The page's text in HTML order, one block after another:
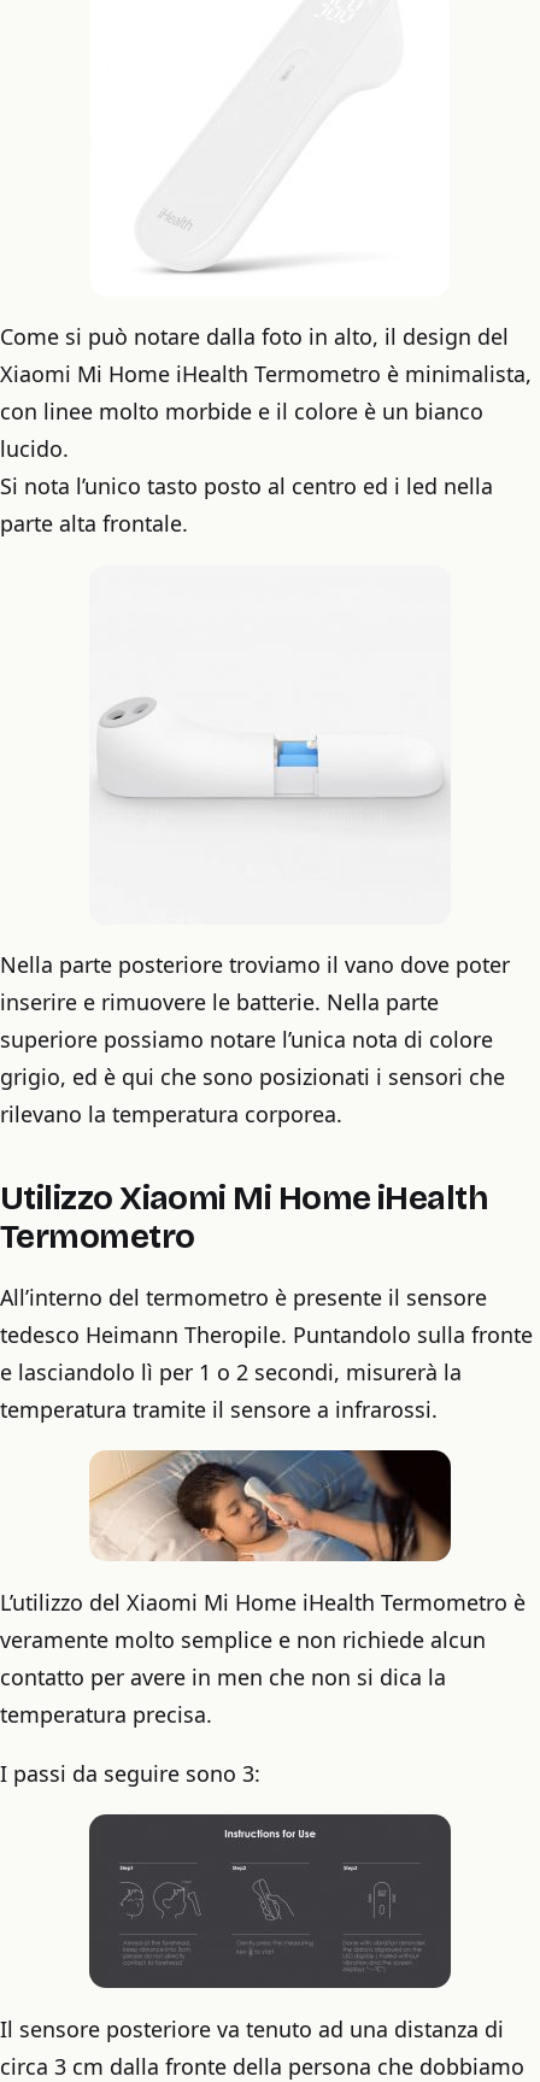
Come si può notare dalla foto in alto, il design del
Xiaomi Mi Home iHealth Termometro è minimalista,
con linee molto morbide e il colore è un bianco
lucido.
Si nota l’unico tasto posto al centro ed i led nella
parte alta frontale.
Nella parte posteriore troviamo il vano dove poter
inserire e rimuovere le batterie. Nella parte
superiore possiamo notare l’unica nota di colore
grigio, ed è qui che sono posizionati i sensori che
rilevano la temperatura corporea.
Utilizzo Xiaomi Mi Home iHealth
Termometro
All’interno del termometro è presente il sensore
tedesco Heimann Theropile. Puntandolo sulla fronte
e lasciandolo lì per 1 o 2 secondi, misurerà la
temperatura tramite il sensore a infrarossi.
L’utilizzo del Xiaomi Mi Home iHealth Termometro è
veramente molto semplice e non richiede alcun
contatto per avere in men che non si dica la
temperatura precisa.
I passi da seguire sono 3:
Il sensore posteriore va tenuto ad una distanza di
circa 3 cm dalla fronte della persona che dobbiamo